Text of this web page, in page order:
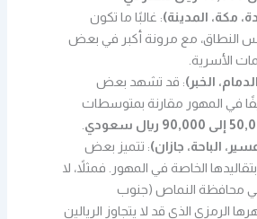
مكة، المدينة): غالبًا ما تكون
النطاق، مع مرونة أكبر في بعض
الأسرية.
الخبر): قد تشهد بعض
في المهور مقارنة بمتوسطات
ريال سعودي
الباحة، جازان): تتميز بعض
الخاصة في المهور. فمثلاً، لا
في محافظة النماص (جنوب
الرمزي الذي قد لا يتجاوز الريالين